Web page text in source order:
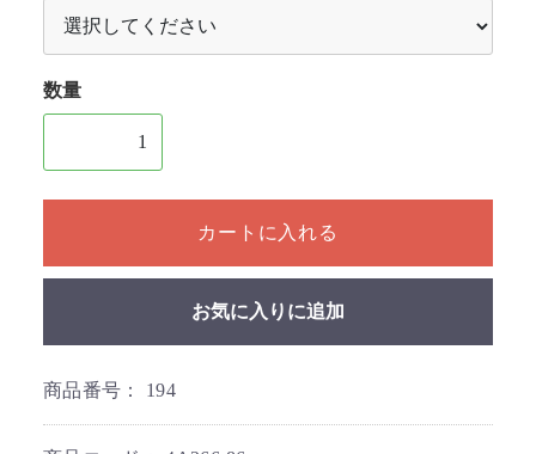
数量
1個以上の数量を入力してください
カートに入れる
お気に入りに追加
商品番号： 194